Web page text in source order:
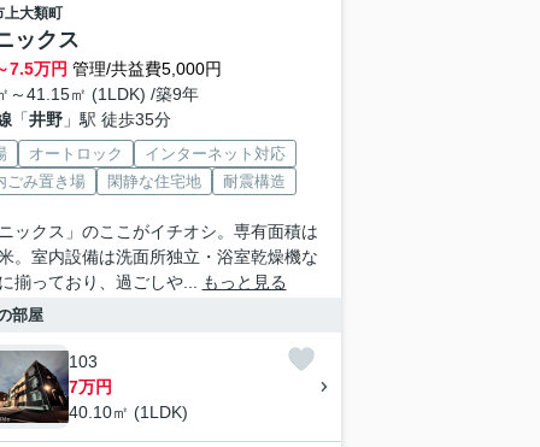
上大類町
ックス
7.5万円 管理/共益費5,000円
～41.15㎡ (1LDK) /築9年
「井野」駅 徒歩35分
オートロック
インターネット対応
ごみ置き場
閑静な住宅地 耐震構造
ックス」のここがイチオシ。専有面積は
。室内設備は洗面所独立・浴室乾燥機な
揃っており、過ごしや...
もっと見る
部屋
103
7万円
40.10㎡ (1LDK)